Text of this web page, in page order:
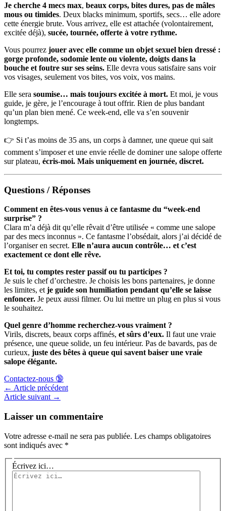
Je cherche 4 mecs max, beaux corps, bites dures, pas de mâles
mous ou timides. Deux blacks minimum, sportifs, secs… elle adore
cette énergie brute. Vous arrivez, elle est attachée (volontairement,
excitée déjà), sucée, tournée, offerte à votre rythme.
Vous pourrez jouer avec elle comme un objet sexuel bien dressé :
gorge profonde, sodomie lente ou violente, doigts dans la
bouche et foutre sur ses seins. Elle devra vous satisfaire sans voir
vos visages, seulement vos bites, vos voix, vos mains.
Elle sera soumise… mais toujours excitée à mort. Et moi, je vous
guide, je gère, je l’encourage à tout offrir. Rien de plus bandant
qu’un plan bien mené. Ce week-end, elle va s’en souvenir
longtemps.
👉 Si t’as moins de 35 ans, un corps à damner, une queue qui sait
comment s’imposer et une envie réelle de dominer une salope offerte
sur plateau, écris-moi. Mais uniquement en journée, discret.
Questions / Réponses
Comment en êtes-vous venus à ce fantasme du “week-end
surprise” ?
Clara m’a déjà dit qu’elle rêvait d’être utilisée « comme une salope
par des mecs inconnus ». Ce fantasme l’obsédait, alors j’ai décidé de
l’organiser en secret. Elle n’aura aucun contrôle… et c’est
exactement ce dont elle rêve.
Et toi, tu comptes rester passif ou tu participes ?
Je suis le chef d’orchestre. Je choisis les bons partenaires, je donne
les limites, et je guide son humiliation pendant qu’elle se laisse
enfoncer. Je peux aussi filmer. Ou lui mettre un plug en plus si vous
le souhaitez.
Quel genre d’homme recherchez-vous vraiment ?
Virils, discrets, beaux corps affinés, et sûrs d’eux. Il faut une vraie
présence, une queue solide, un feu intérieur. Pas de bavards, pas de
curieux, juste des bêtes à queue qui savent baiser une vraie
salope élégante.
Contactez-nous 🔞
← Article précédent
Article suivant →
Laisser un commentaire
Votre adresse e-mail ne sera pas publiée. Les champs obligatoires
sont indiqués avec *
Écrivez ici…